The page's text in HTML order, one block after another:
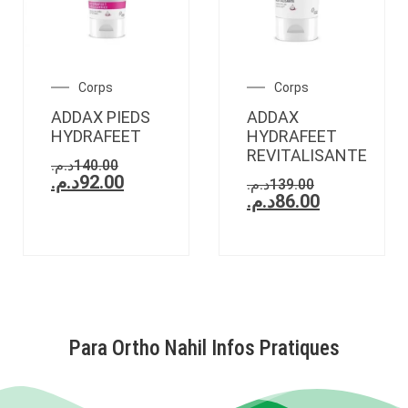
Corps
ADDAX PIEDS
HYDRAFEET
140.00د.م.
92.00د.م.
Corps
ADDAX
HYDRAFEET
REVITALISANTE
139.00د.م.
86.00د.م.
Para Ortho Nahil Infos Pratiques